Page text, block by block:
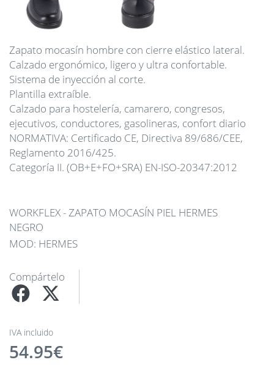
Zapato mocasín hombre con cierre elástico lateral.
Calzado ergonómico, ligero y ultra confortable.
Sistema de inyección al corte.
Plantilla extraíble.
Calzado para hostelería, camarero, congresos,
ejecutivos, conductores, gasolineras, confort diario
NORMATIVA: Certificado CE, Directiva 89/686/CEE,
Reglamento 2016/425.
Categoría II. (OB+E+FO+SRA) EN-ISO-20347:2012
WORKFLEX - ZAPATO MOCASÍN PIEL HERMES
NEGRO
MOD: HERMES
Compártelo
IVA incluido
54.95€